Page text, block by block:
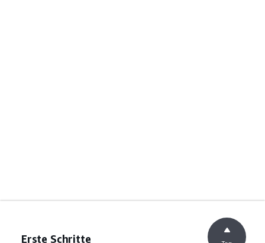
Erste Schritte